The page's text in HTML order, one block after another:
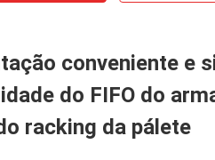
conveniente e
do FIFO do
racking da pálete